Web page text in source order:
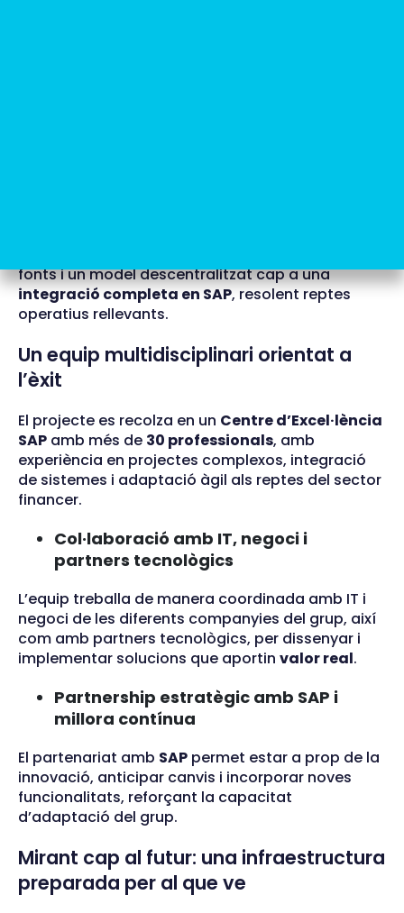
fonts i un model descentralitzat cap a una
integració completa en SAP, resolent reptes
operatius rellevants.
Un equip multidisciplinari orientat a
l’èxit
El projecte es recolza en un Centre d’Excel·lència
SAP amb més de 30 professionals, amb
experiència en projectes complexos, integració
de sistemes i adaptació àgil als reptes del sector
financer.
Col·laboració amb IT, negoci i
partners tecnològics
L’equip treballa de manera coordinada amb IT i
negoci de les diferents companyies del grup, així
com amb partners tecnològics, per dissenyar i
implementar solucions que aportin valor real.
Partnership estratègic amb SAP i
millora contínua
El partenariat amb SAP permet estar a prop de la
innovació, anticipar canvis i incorporar noves
funcionalitats, reforçant la capacitat
d’adaptació del grup.
Mirant cap al futur: una infraestructura
preparada per al que ve